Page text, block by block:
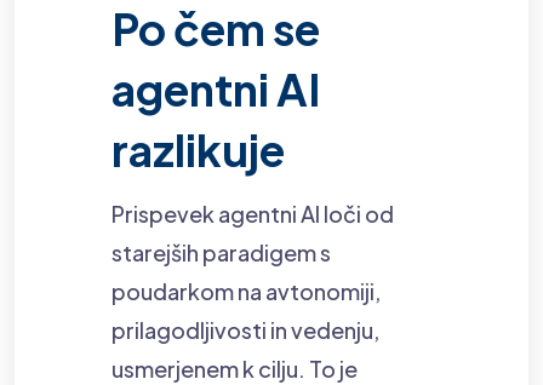
Po čem se
agentni AI
razlikuje
Prispevek agentni AI loči od
starejših paradigem s
poudarkom na avtonomiji,
prilagodljivosti in vedenju,
usmerjenem k cilju. To je